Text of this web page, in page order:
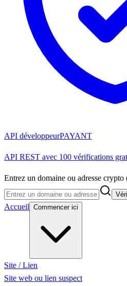
API développeurPAYANT
API REST avec 100 vérifications
Entrez un domaine ou adresse
Accueil Commencer ici
Site / Lien
Site web ou lien suspect